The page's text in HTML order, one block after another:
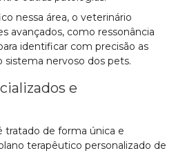
nessa área, o veterinário
avançados, como ressonância
identificar com precisão as
nervoso dos pets.
e
tratado de forma única e
terapêutico personalizado de